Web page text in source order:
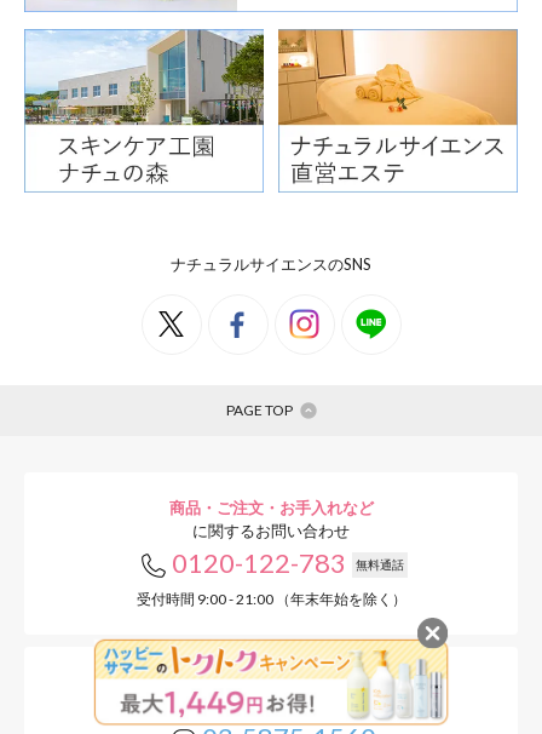
ナチュラルサイエンスのSNS
PAGE TOP
商品・ご注文・お手入れなど
に関するお問い合わせ
0120-122-783 無料通話
受付時間 9:00 - 21:00 （年末年始を除く）
お肌の悩み・化粧品の成分など
に関するお問い合わせ